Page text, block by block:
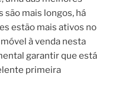
são mais longos, há
estão mais ativos no
à venda nesta
garantir que está
primeira